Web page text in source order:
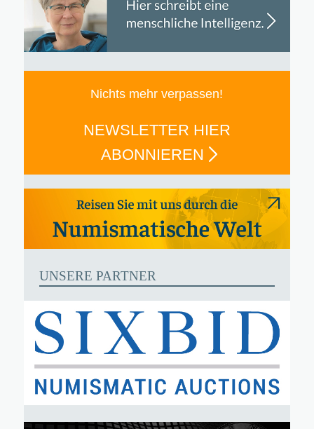
Nichts mehr verpassen!
NEWSLETTER HIER
ABONNIEREN
UNSERE PARTNER